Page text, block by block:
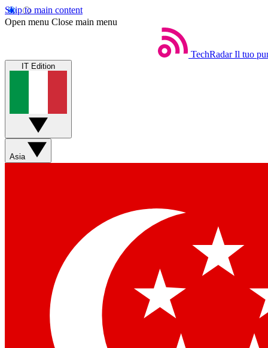
Skip to main content
Open menu Close main menu
TechRadar Il tuo
IT Edition
Asia